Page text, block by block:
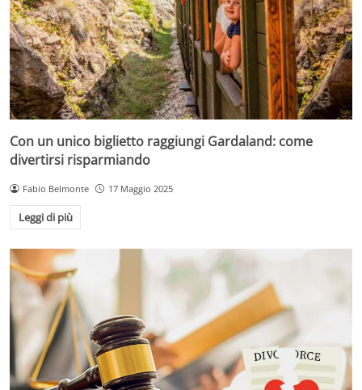
Con un unico biglietto raggiungi Gardaland: come
divertirsi risparmiando
Fabio Belmonte 17 Maggio 2025
Leggi di più